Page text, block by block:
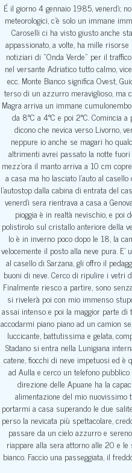
É il giorno 4 gennaio 1985, venerdì;
meteorologici, c’è solo un immane
Caroselli ci ha visto giusto anche
appassionato, a volte, ha mille
notiziari di “Onda Verde” per il
nel versante Adriatico tutto calmo,
ecc. Monte Bianco significa Ovest,
terso di un azzurro meraviglioso, ma
Magra arriva un immane
da 8°C a 4°C e poi 2°C. Comincia
dicono che nevica verso Livorno,
neppure io anche se magari ho
altrimenti avrei passato la notte
mezz’ora il manto arriva a 10 cm
a casa ma ho lasciato l’auto al
l’autostop dalla cabina di entrata del
venerdì sera rientrava a casa a
pioggia è in realtà nevischio, e
polistirolo sul cristallo anteriore della
lo è in inverno poco dopo le 18, la
velocemente il posto alla neve pura.
al casello di Sarzana, gli offro il
buoni di neve. Cerco di ripulire i vetri
Finalmente riesco a partire, sono
si rivelerà poi con mio immenso
assai intenso e poi la maggior parte
accodarmi piano piano ad un camion
luccicante, battutissima e gelata,
Stadano si entra nella Lunigiana
catene, fiocchi di neve impetuosi ed è
ad Aulla e cerco un telefono
direzione delle Apuane ha la
alimentazione del mio nuovissimo
portarmi a casa superando le due
perso la nevicata più spettacolare,
passare da un cielo azzurro e
riappare alla sera attorno alle 20 e le
bianco. Faccio una passeggiata, il